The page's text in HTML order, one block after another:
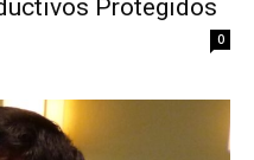
Protegidos
0